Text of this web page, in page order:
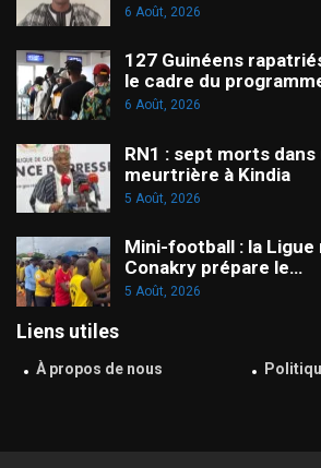
6 Août, 2026
127 Guinéens
le cadre du
6 Août, 2026
RN1 : sept morts
meurtrière à Kindia
5 Août, 2026
Mini-football : la Ligue
Conakry prépare le…
5 Août, 2026
Liens utiles
À propos de nous